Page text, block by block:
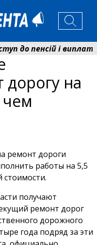
пенсій і виплат:
із
на
ремонт дороги
работы на 5,5
получают
ремонт дорог
дорожного
года подряд за эти